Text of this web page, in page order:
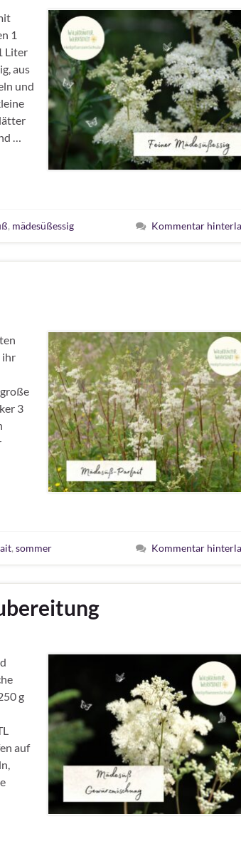
1
Liter
aus
und
…
, mädesüßessig Kommentar
ihr
3
, sommer Kommentar
g
auf